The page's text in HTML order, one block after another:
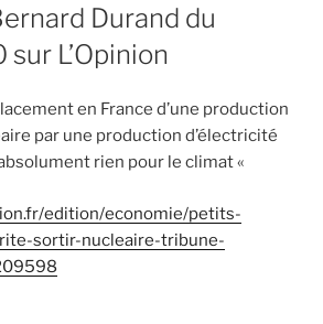
Durand du
L’Opinion
en France d’une production
par une production d’électricité
rien pour le climat «
edition/economie/petits-
sortir-nucleaire-tribune-